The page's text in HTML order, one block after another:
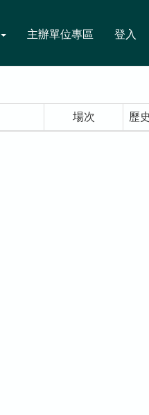
主辦單位專區 登入
場次 歷